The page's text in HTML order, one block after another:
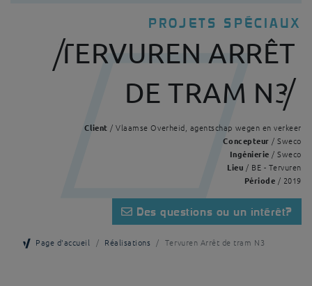
PROJETS SPÉCIAUX
TERVUREN ARRÊT
DE TRAM N3
Client / Vlaamse Overheid, agentschap wegen en verkeer
Concepteur / Sweco
Ingénierie / Sweco
Lieu / BE - Tervuren
Période / 2019
Des questions ou un intérêt?
Page d'accueil Réalisations Tervuren Arrêt de tram N3